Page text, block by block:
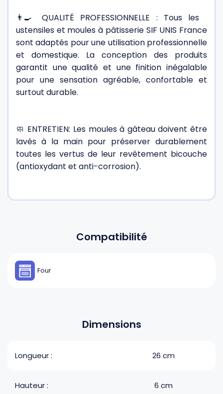
👨‍🍳 QUALITÉ PROFESSIONNELLE : Tous les
ustensiles et moules à pâtisserie SIF UNIS France
sont adaptés pour une utilisation professionnelle
et domestique. La conception des produits
garantit une qualité et une finition inégalable
pour une sensation agréable, confortable et
surtout durable.
🧼 ENTRETIEN: Les moules à gâteau doivent être
lavés à la main pour préserver durablement
toutes les vertus de leur revêtement bicouche
(antioxydant et anti-corrosion).
Compatibilité
Four
Dimensions
Longueur : 26 cm
Hauteur : 6 cm